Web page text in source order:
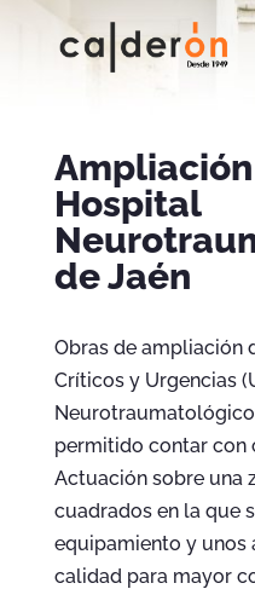
Hospital
de Jaén
Obras de ampliación
Críticos y Urgencias
Neurotraumatológico
permitido contar con
Actuación sobre una
cuadrados en la que
equipamiento y unos
calidad para mayor